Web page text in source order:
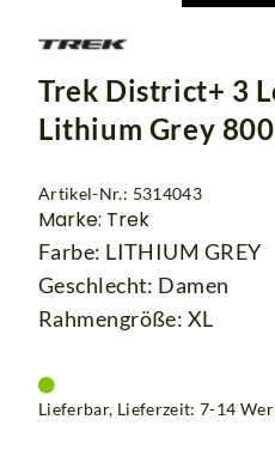
Trek District+ 3
Lithium Grey 800
Artikel-Nr.: 5314043
Marke: Trek
Farbe: LITHIUM GREY
Geschlecht: Damen
Rahmengröße: XL
Lieferbar, Lieferzeit: 7-14